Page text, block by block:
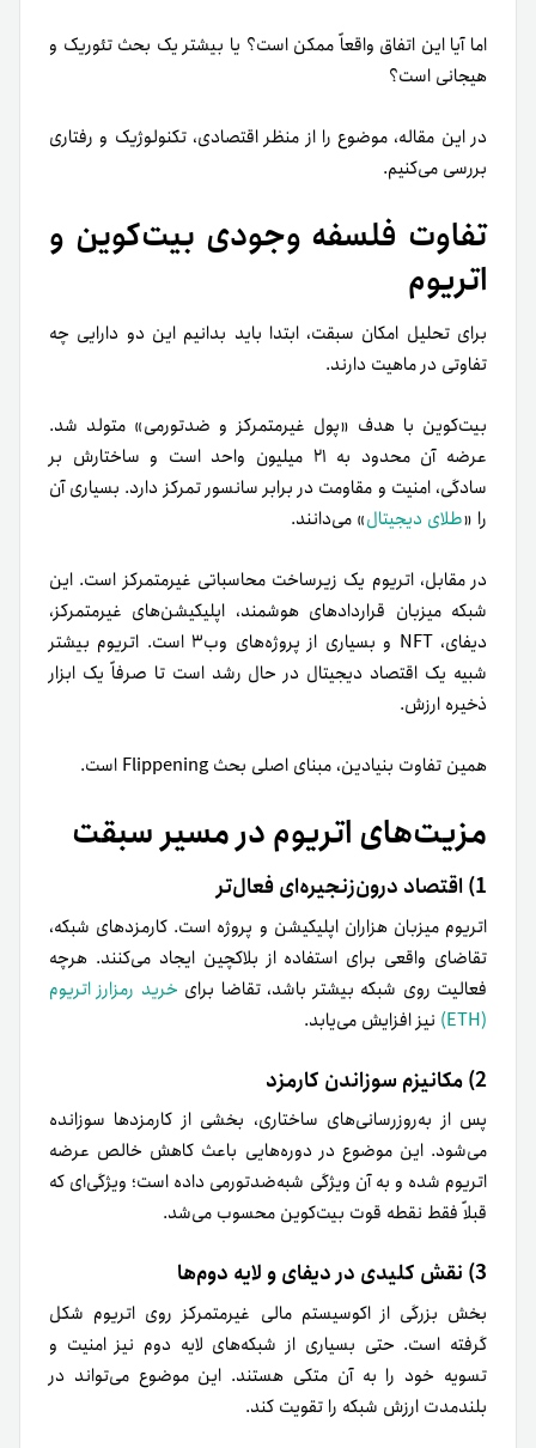
اما آیا این اتفاق واقعاً ممکن است؟ یا بیشتر یک بحث تئوریک و
هیجانی است؟
در این مقاله، موضوع را از منظر اقتصادی، تکنولوژیک و رفتاری
بررسی می‌کنیم.
تفاوت فلسفه وجودی بیت‌کوین و
اتریوم
برای تحلیل امکان سبقت، ابتدا باید بدانیم این دو دارایی چه
تفاوتی در ماهیت دارند.
بیت‌کوین با هدف «پول غیرمتمرکز و ضدتورمی» متولد شد.
عرضه آن محدود به ۲۱ میلیون واحد است و ساختارش بر
سادگی، امنیت و مقاومت در برابر سانسور تمرکز دارد. بسیاری آن
را «طلای دیجیتال» می‌دانند.
در مقابل، اتریوم یک زیرساخت محاسباتی غیرمتمرکز است. این
شبکه میزبان قراردادهای هوشمند، اپلیکیشن‌های غیرمتمرکز،
دیفای، NFT و بسیاری از پروژه‌های وب۳ است. اتریوم بیشتر
شبیه یک اقتصاد دیجیتال در حال رشد است تا صرفاً یک ابزار
ذخیره ارزش.
همین تفاوت بنیادین، مبنای اصلی بحث Flippening است.
مزیت‌های اتریوم در مسیر سبقت
1) اقتصاد درون‌زنجیره‌ای فعال‌تر
اتریوم میزبان هزاران اپلیکیشن و پروژه است. کارمزدهای شبکه،
تقاضای واقعی برای استفاده از بلاکچین ایجاد می‌کنند. هرچه
فعالیت روی شبکه بیشتر باشد، تقاضا برای خرید رمزارز اتریوم
(ETH)
نیز افزایش می‌یابد.
2) مکانیزم سوزاندن کارمزد
پس از به‌روزرسانی‌های ساختاری، بخشی از کارمزدها سوزانده
می‌شود. این موضوع در دوره‌هایی باعث کاهش خالص عرضه
اتریوم شده و به آن ویژگی شبه‌ضدتورمی داده است؛ ویژگی‌ای که
قبلاً فقط نقطه قوت بیت‌کوین محسوب می‌شد.
3) نقش کلیدی در دیفای و لایه دوم‌ها
بخش بزرگی از اکوسیستم مالی غیرمتمرکز روی اتریوم شکل
گرفته است. حتی بسیاری از شبکه‌های لایه دوم نیز امنیت و
تسویه خود را به آن متکی هستند. این موضوع می‌تواند در
بلندمدت ارزش شبکه را تقویت کند.